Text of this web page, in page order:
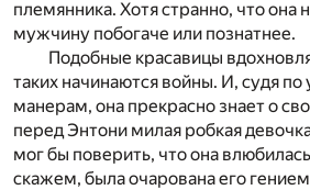
племянника. Хотя странно, что она
мужчину побогаче или познатнее.
Подобные красавицы
таких начинаются войны. И, судя
манерам, она прекрасно знает о
перед Энтони милая робкая
мог бы поверить, что она
скажем, была очарована его